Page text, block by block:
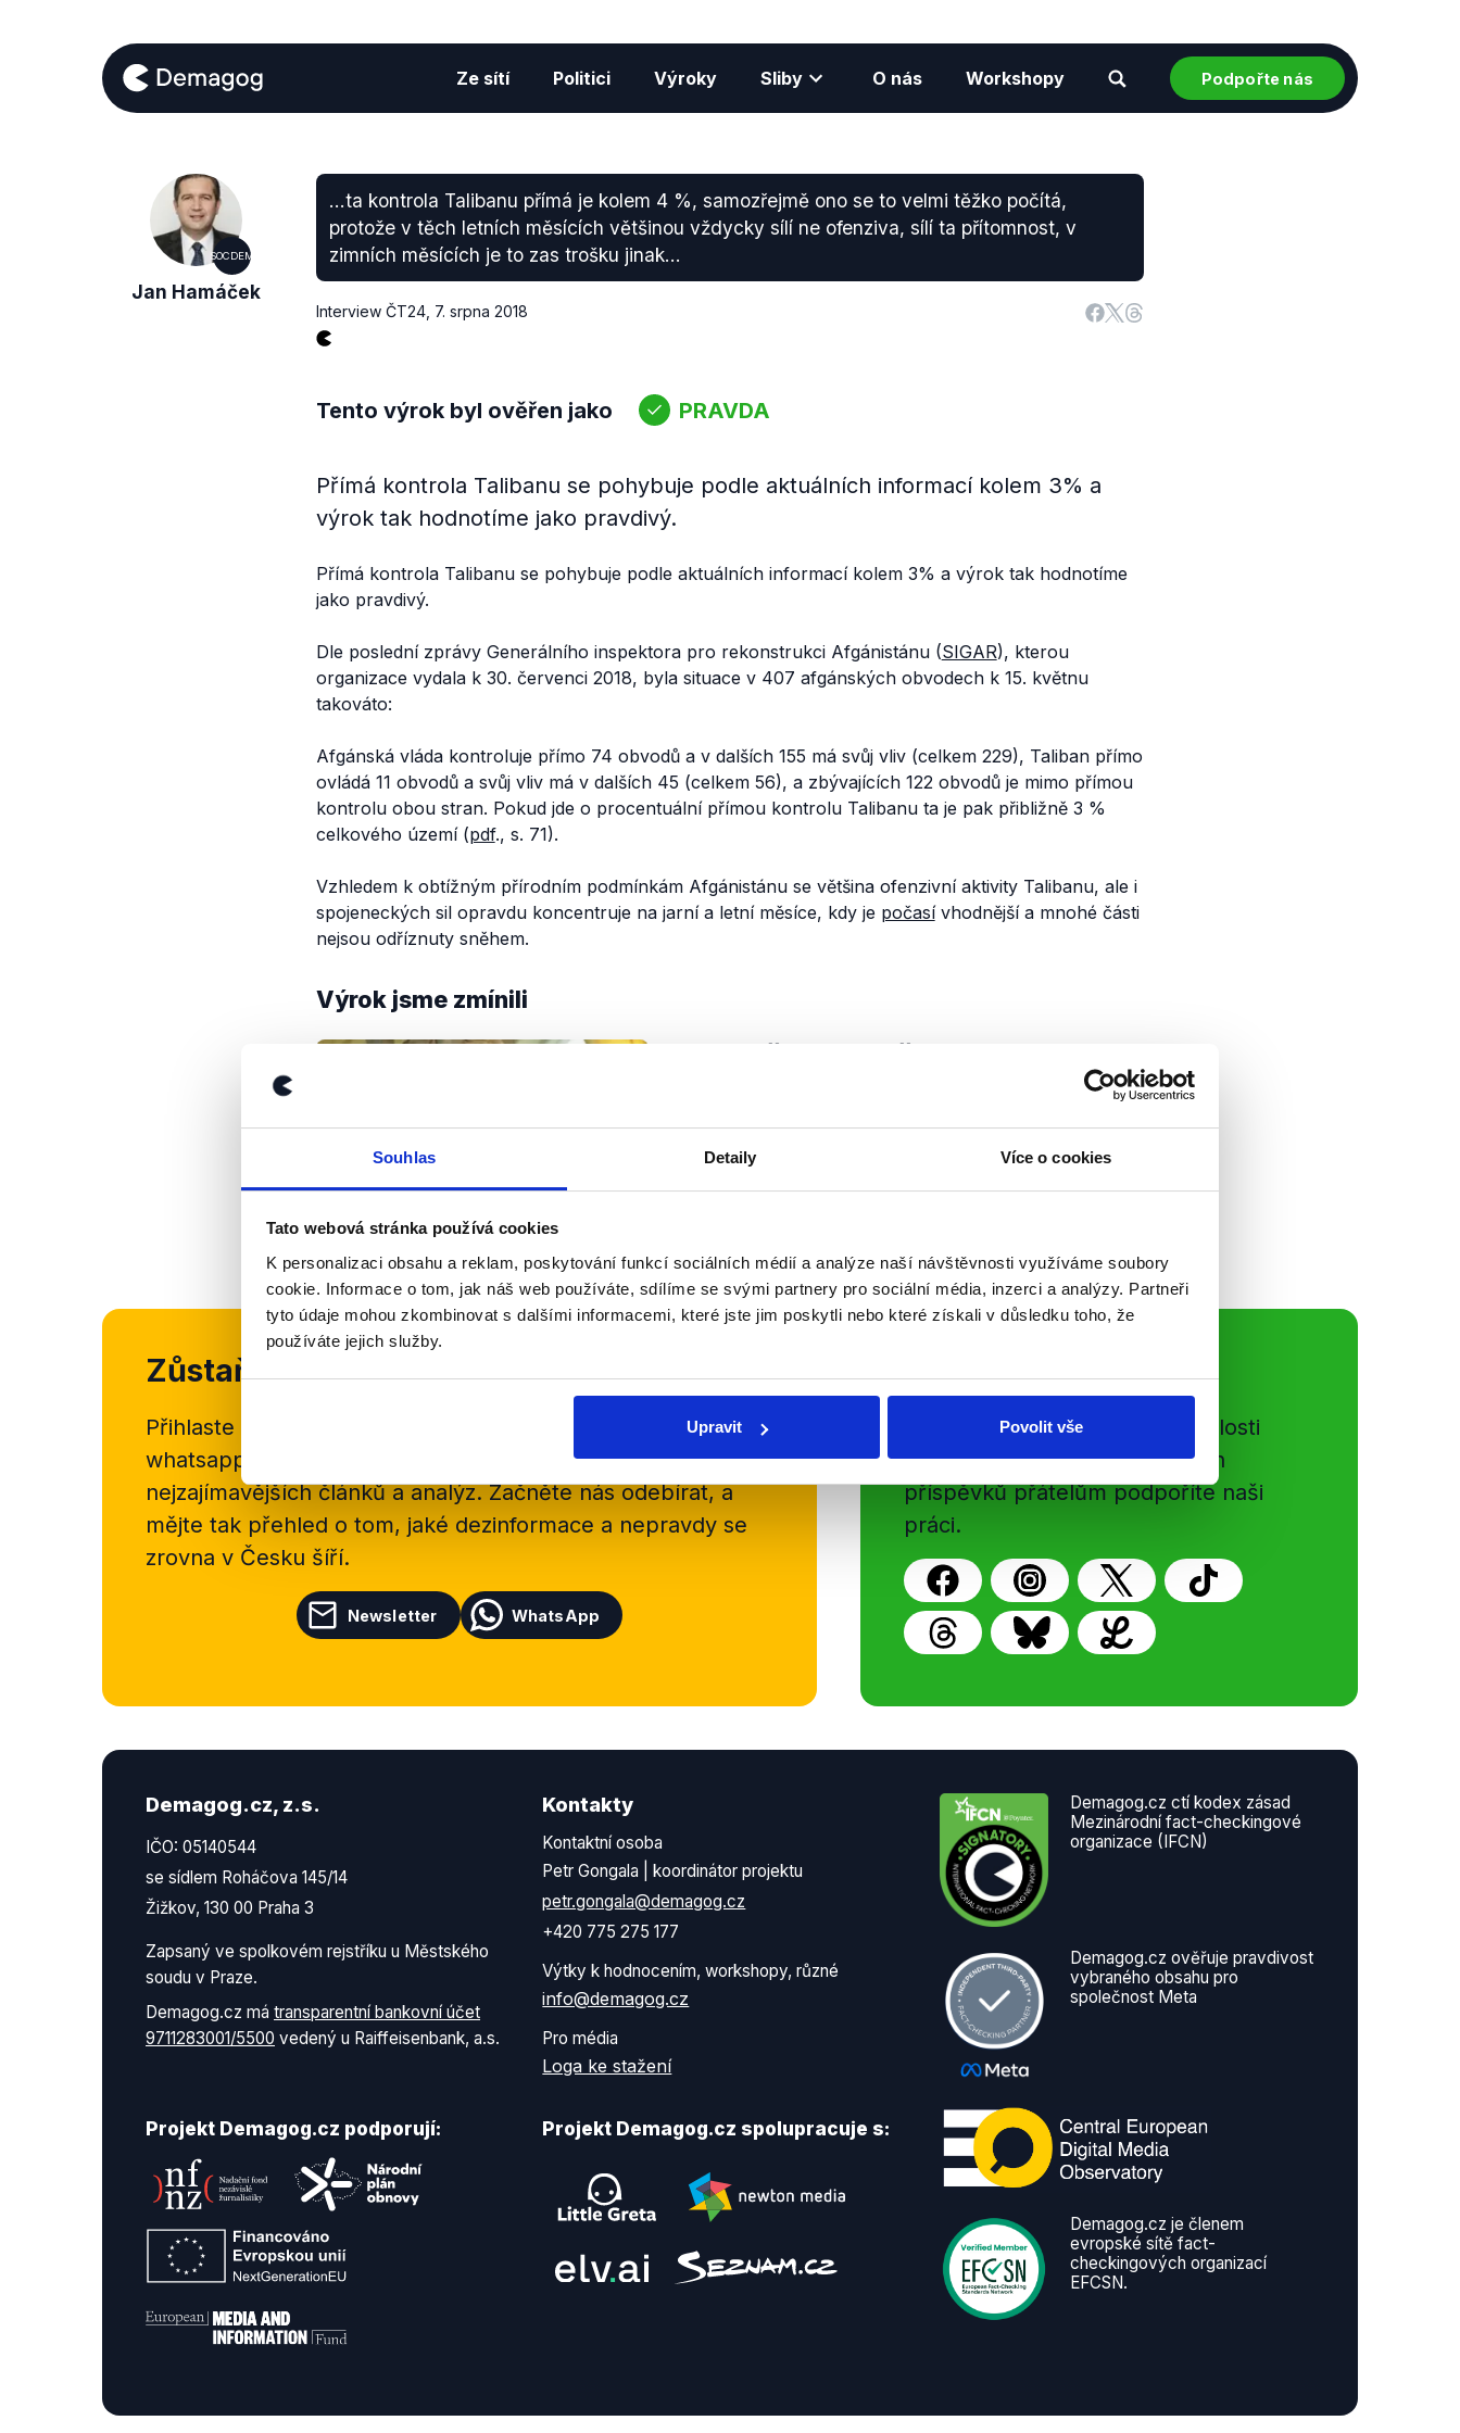
Souhlas Detaily Více o cookies
Tato webová stránka používá cookies
K personalizaci obsahu a reklam, poskytování funkcí sociálních médií a analýze naší návštěvnosti využíváme soubory
cookie. Informace o tom, jak náš web používáte, sdílíme se svými partnery pro sociální média, inzerci a analýzy. Partneři
tyto údaje mohou zkombinovat s dalšími informacemi, které jste jim poskytli nebo které získali v důsledku toho, že
používáte jejich služby.
Upravit Povolit vše
Ze sítí Politici Výroky Sliby O nás Workshopy Podpořte nás
SOCDEM
Jan Hamáček
...ta kontrola Talibanu přímá je kolem 4 %, samozřejmě ono se to velmi těžko počítá,
protože v těch letních měsících většinou vždycky sílí ne ofenziva, sílí ta přítomnost, v
zimních měsících je to zas trošku jinak...
Interview ČT24, 7. srpna 2018
Tento výrok byl ověřen jako PRAVDA
Přímá kontrola Talibanu se pohybuje podle aktuálních informací kolem 3% a
výrok tak hodnotíme jako pravdivý.
Přímá kontrola Talibanu se pohybuje podle aktuálních informací kolem 3% a výrok tak hodnotíme
jako pravdivý.
Dle poslední zprávy Generálního inspektora pro rekonstrukci Afgánistánu (SIGAR), kterou
organizace vydala k 30. červenci 2018, byla situace v 407 afgánských obvodech k 15. květnu
takováto:
Afgánská vláda kontroluje přímo 74 obvodů a v dalších 155 má svůj vliv (celkem 229), Taliban přímo
ovládá 11 obvodů a svůj vliv má v dalších 45 (celkem 56), a zbývajících 122 obvodů je mimo přímou
kontrolu obou stran. Pokud jde o procentuální přímou kontrolu Talibanu ta je pak přibližně 3 %
celkového území (pdf., s. 71).
Vzhledem k obtížným přírodním podmínkám Afgánistánu se většina ofenzivní aktivity Talibanu, ale i
spojeneckých sil opravdu koncentruje na jarní a letní měsíce, kdy je počasívhodnější a mnohé části
nejsou odříznuty sněhem.
Výrok jsme zmínili
Zahraniční mise a česká politika
Ministr vnitra a zahraničí v jedné osobě v České
televizi komentoval tragickou událost, při níž v
Afghánistánu hrdinně padli 3 čeští vojáci. Hamáček
mluvil o smyslu zahraničních misí, popsal...
Zůstaňme v kontaktu
Přihlaste se k odběru našeho
whatsappového kanálu, kde pravidelně přinášíme shrnutí
nejzajímavějších článků a analýz. Začněte nás odebírat, a
mějte tak přehled o tom, jaké dezinformace a nepravdy se
zrovna v Česku šíří.
Newsletter WhatsApp
Sociální sítě
Nenechte si ujít nejnovější události
z Demagog.cz. Sdílením našich
příspěvků přátelům podpoříte naši
práci.
Demagog.cz, z.s.
IČO: 05140544
se sídlem Roháčova 145/14
Žižkov, 130 00 Praha 3
Zapsaný ve spolkovém rejstříku u Městského
soudu v Praze.
Demagog.cz má transparentní bankovní účet
9711283001/5500 vedený u Raiffeisenbank, a.s.
Kontakty
Kontaktní osoba
Petr Gongala | koordinátor projektu
petr.gongala@demagog.cz
+420 775 275 177
Výtky k hodnocením, workshopy, různé
info@demagog.cz
Pro média
Loga ke stažení
Projekt Demagog.cz podporují: Projekt Demagog.cz spolupracuje s:
Demagog.cz ctí kodex zásad
Mezinárodní fact-checkingové
organizace (IFCN)
Demagog.cz ověřuje pravdivost
vybraného obsahu pro
společnost Meta
Demagog.cz je členem
evropské sítě fact-
checkingových organizací
EFCSN.